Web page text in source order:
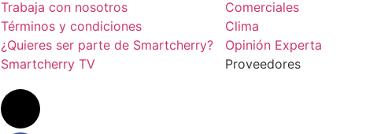
Trabaja con nosotros
Términos y condiciones
¿Quieres ser parte de Smartcherry?
Smartcherry TV
Comerciales
Clima
Opinión Experta
Proveedores